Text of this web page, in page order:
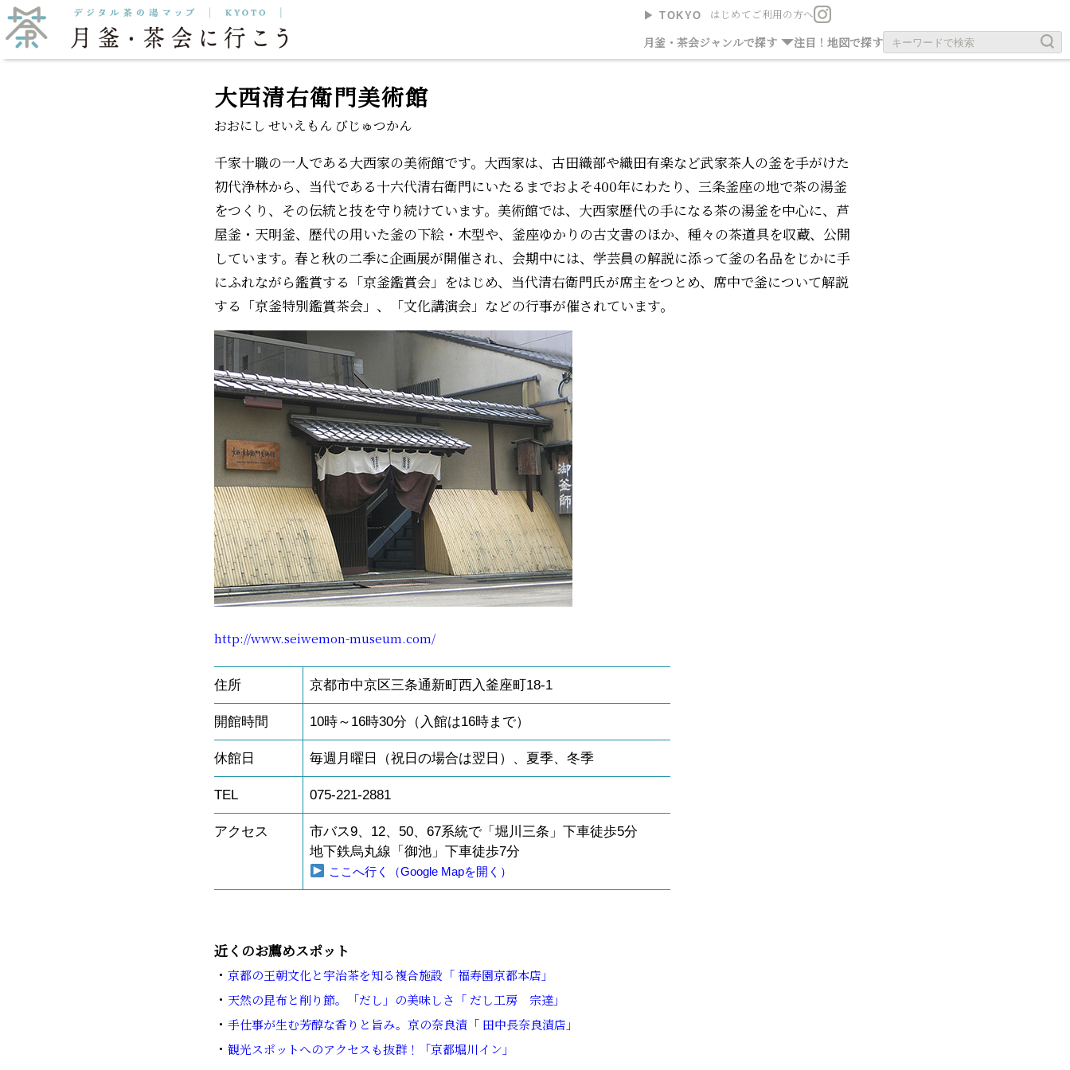
▶︎ TOKYO はじめてご利用の方へ
月釜・茶会ジャンルで探す 注目！ 地図で探す
抹茶をいただく お茶の旧跡
大西清右衛門美術館
おおにし せいえもん びじゅつかん
千家十職の一人である大西家の美術館です。大西家は、古田織部や織田有楽など武家茶人の釜を手がけた
初代浄林から、当代である十六代清右衛門にいたるまでおよそ400年にわたり、三条釜座の地で茶の湯釜
をつくり、その伝統と技を守り続けています。美術館では、大西家歴代の手になる茶の湯釜を中心に、芦
屋釜・天明釜、歴代の用いた釜の下絵・木型や、釜座ゆかりの古文書のほか、種々の茶道具を収蔵、公開
しています。春と秋の二季に企画展が開催され、会期中には、学芸員の解説に添って釜の名品をじかに手
にふれながら鑑賞する「京釜鑑賞会」をはじめ、当代清右衛門氏が席主をつとめ、席中で釜について解説
する「京釜特別鑑賞茶会」、「文化講演会」などの行事が催されています。
http://www.seiwemon-museum.com/
住所 京都市中京区三条通新町西入釜座町18-1
開館時間 10時～ 16時30分（入館は16時まで）
休館日 毎週月曜日（祝日の場合は翌日）、夏季、冬季
TEL 075-221-2881
アクセス 市バス9、 12、 50、 67系統で「堀川三条」下車徒歩5分
地下鉄烏丸線「御池」下車徒歩7分
ここへ行く（Google Mapを開く）
近くのお薦めスポット
・ 京都の王朝文化と宇治茶を知る複合施設「 福寿園京都本店」
・ 天然の昆布と削り節。「だし」の美味しさ「 だし工房 宗達」
・ 手仕事が生む芳醇な香りと旨み。京の奈良漬「 田中長奈良漬店」
・ 観光スポットへのアクセスも抜群！「京都堀川イン」